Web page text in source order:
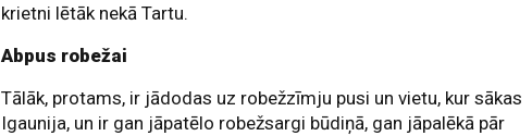
krietni lētāk nekā Tartu.
Abpus robežai
Tālāk, protams, ir jādodas uz robežzīmju pusi un vietu, kur sākas
Igaunija, un ir gan jāpatēlo robežsargi būdiņā, gan jāpalēkā pār